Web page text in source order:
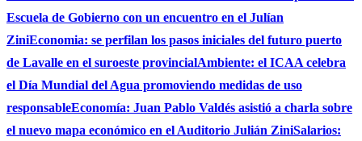
Escuela de Gobierno con un encuentro en el Julían
ZiniEconomia: se perfilan los pasos iniciales del futuro puerto
de Lavalle en el suroeste provincialAmbiente: el ICAA celebra
el Día Mundial del Agua promoviendo medidas de uso
responsableEconomía: Juan Pablo Valdés asistió a charla sobre
el nuevo mapa económico en el Auditorio Julián ZiniSalarios: